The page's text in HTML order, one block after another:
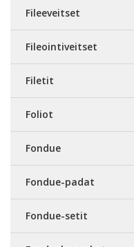
Fileeveitset
Fileointiveitset
Filetit
Foliot
Fondue
Fondue-padat
Fondue-setit